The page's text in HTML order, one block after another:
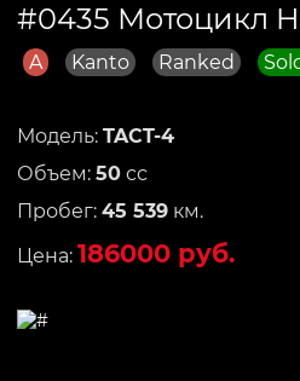
#0435 Мотоцикл
A Kanto Ranked
Модель: TACT-4
Объем: 50 сс
Пробег: 45 539 км.
Цена: 186000 руб.